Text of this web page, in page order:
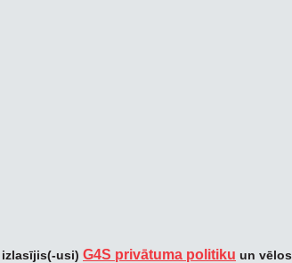
usi) G4S privātuma politiku un vēlos